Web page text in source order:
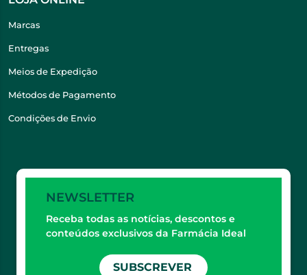
Marcas
Entregas
Meios de Expedição
Métodos de Pagamento
Condições de Envio
NEWSLETTER
Receba todas as notícias, descontos e
conteúdos exclusivos da Farmácia Ideal
SUBSCREVER